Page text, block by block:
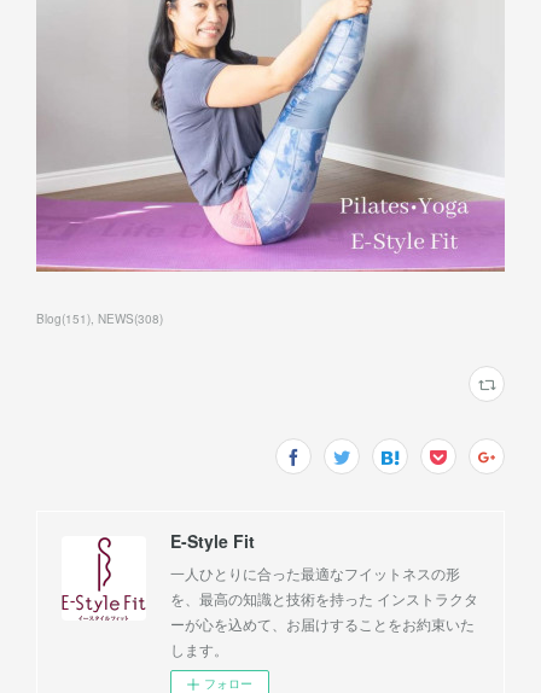
Blog(151) NEWS(308)
E-Style Fit
一人ひとりに合った最適なフイットネスの形
を、最高の知識と技術を持った インストラクタ
ーが心を込めて、お届けすることをお約束いた
します。
フォロー